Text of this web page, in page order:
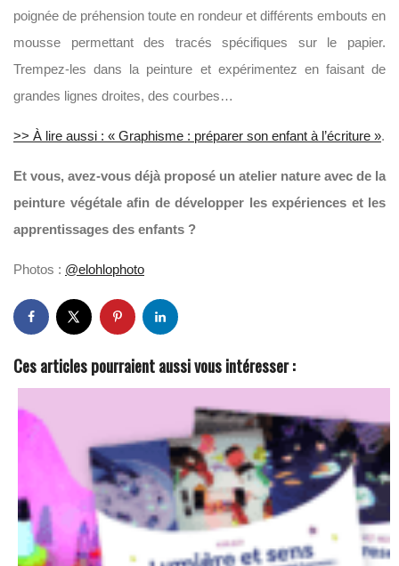
poignée de préhension toute en rondeur et différents embouts en
mousse permettant des tracés spécifiques sur le papier.
Trempez-les dans la peinture et expérimentez en faisant de
grandes lignes droites, des courbes…
>> À lire aussi : « Graphisme : préparer son enfant à l’écriture ».
Et vous, avez-vous déjà proposé un atelier nature avec de la
peinture végétale afin de développer les expériences et les
apprentissages des enfants ?
Photos : @elohlophoto
Ces articles pourraient aussi vous intéresser :